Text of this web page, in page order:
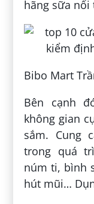
hãng sữa nổi
Bibo Mart
Bên cạnh
không gian
sắm. Cung
trong quá
núm ti, bình
hút mũi…